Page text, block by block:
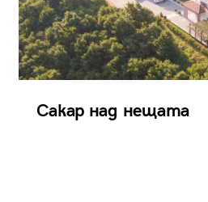
Сакар над нещата